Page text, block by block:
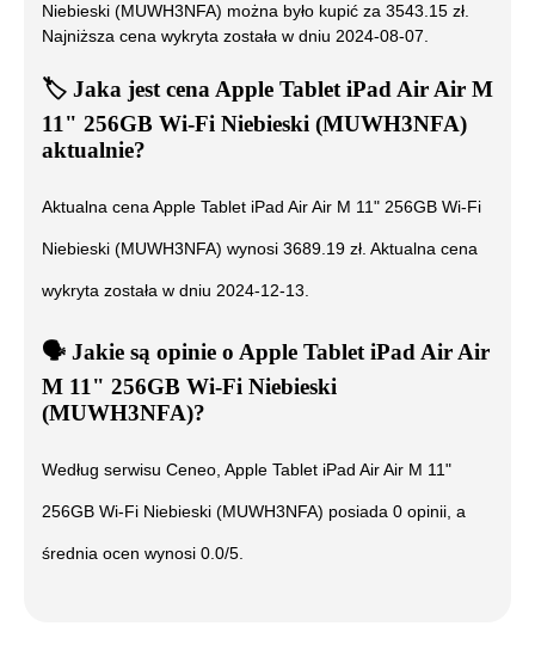
Niebieski (MUWH3NFA) można było kupić za 3543.15 zł.
Najniższa cena wykryta została w dniu 2024-08-07
🏷️ Jaka jest cena Apple Tablet iPad Air Air M
11" 256GB Wi-Fi Niebieski (MUWH3NFA)
aktualnie?
Aktualna cena Apple Tablet iPad Air Air M 11" 256GB Wi-Fi
Niebieski (MUWH3NFA) wynosi 3689.19 zł. Aktualna cena
wykryta została w dniu 2024-12-13
🗣️ ️ Jakie są opinie o Apple Tablet iPad Air Air
M 11" 256GB Wi-Fi Niebieski
(MUWH3NFA)?
Według serwisu Ceneo, Apple Tablet iPad Air Air M 11"
256GB Wi-Fi Niebieski (MUWH3NFA) posiada 0 opinii, a
średnia ocen wynosi 0.0/5.